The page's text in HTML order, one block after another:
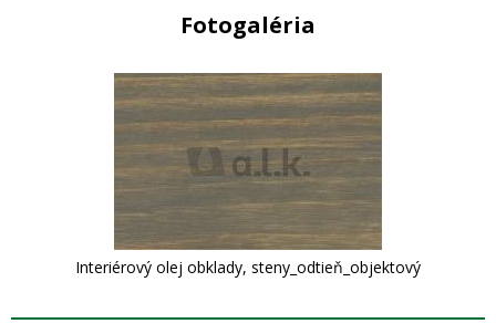
Fotogaléria
Interiérový olej obklady, steny_odtieň_objektový